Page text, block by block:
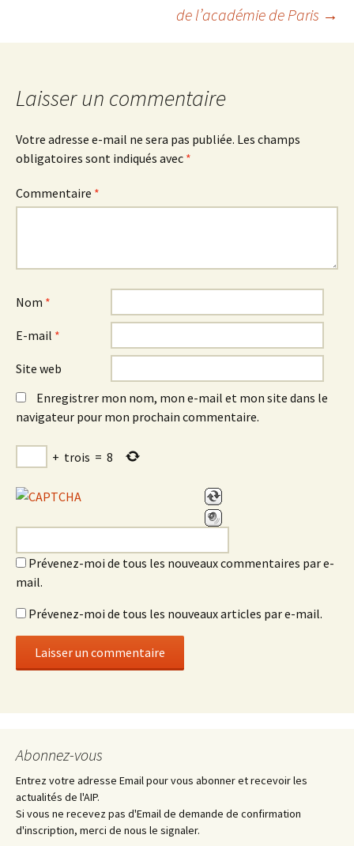
de l’académie de Paris →
Laisser un commentaire
Votre adresse e-mail ne sera pas publiée. Les champs
obligatoires sont indiqués avec *
Commentaire *
Nom *
E-mail *
Site web
Enregistrer mon nom, mon e-mail et mon site dans le
navigateur pour mon prochain commentaire.
+ trois = 8
Prévenez-moi de tous les nouveaux commentaires par e-
mail.
Prévenez-moi de tous les nouveaux articles par e-mail.
Abonnez-vous
Entrez votre adresse Email pour vous abonner et recevoir les
actualités de l'AIP.
Si vous ne recevez pas d'Email de demande de confirmation
d'inscription, merci de nous le signaler.